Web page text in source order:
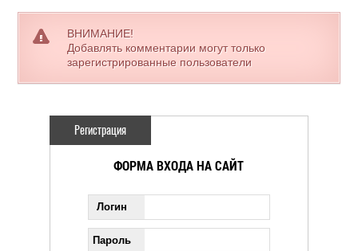
ВНИМАНИЕ!
Добавлять комментарии могут только
зарегистрированные пользователи
Регистрация
ФОРМА ВХОДА НА САЙТ
Логин
Пароль